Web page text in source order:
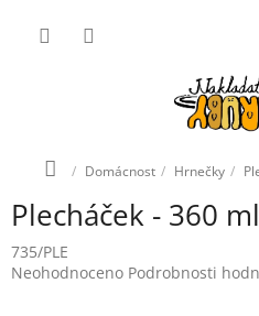
DomůDomácnost Hrnečky
Plecháček - 360
735/PLE
Průměrné
Neohodnoceno Podrobnosti